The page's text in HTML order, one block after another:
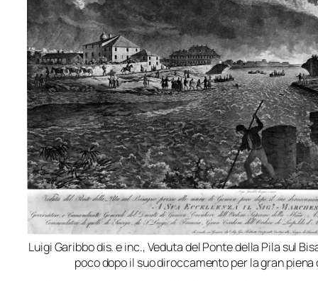
Luigi Garibbo dis. e inc.,Veduta del Ponte della Pila sul
poco dopo il suo diroccamento per la gran piena